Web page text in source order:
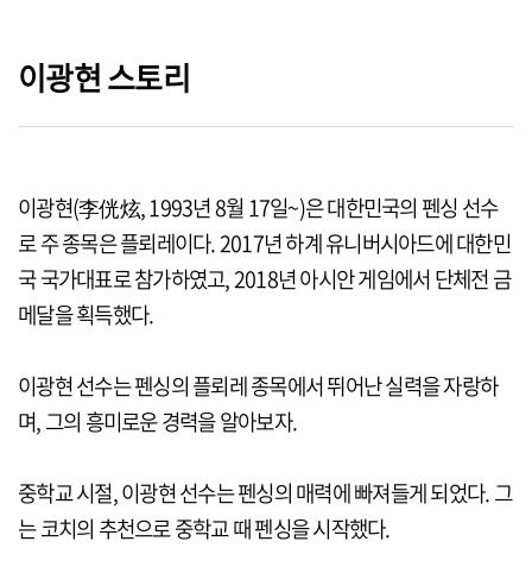
이광현 스토리
이광현(李侊炫, 1993년 8월 17일~)은 대한민국의 펜싱 선수
로 주 종목은 플뢰레이다. 2017년 하계 유니버시아드에 대한민
국 국가대표로 참가하였고, 2018년 아시안 게임에서 단체전 금
메달을 획득했다.
이광현 선수는 펜싱의 플뢰레 종목에서 뛰어난 실력을 자랑하
며, 그의 흥미로운 경력을 알아보자.
중학교 시절, 이광현 선수는 펜싱의 매력에 빠져들게 되었다. 그
는 코치의 추천으로 중학교 때 펜싱을 시작했다.